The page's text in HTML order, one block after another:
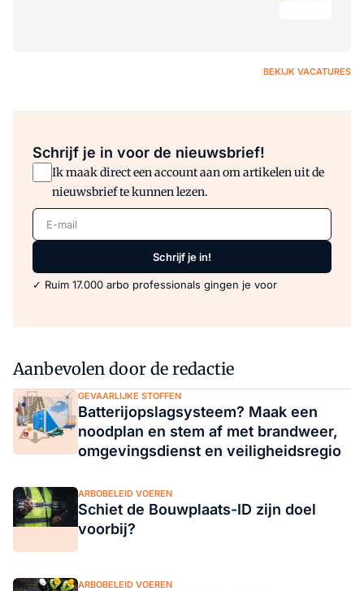
BEKIJK VACATURES
Schrijf je in voor de nieuwsbrief!
Ik maak direct een account aan om artikelen uit de
nieuwsbrief te kunnen lezen.
E-mail
Schrijf je in!
✓ Ruim 17.000 arbo professionals gingen je voor
Aanbevolen door de redactie
GEVAARLIJKE STOFFEN
Batterijopslagsysteem? Maak een
noodplan en stem af met brandweer,
omgevingsdienst en veiligheidsregio
ARBOBELEID VOEREN
Schiet de Bouwplaats-ID zijn doel
voorbij?
ARBOBELEID VOEREN